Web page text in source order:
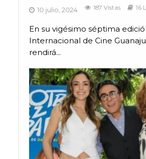
10 julio, 2024 187 Vistas 16
En su vigésimo séptima
Internacional de Cine
rendirá...